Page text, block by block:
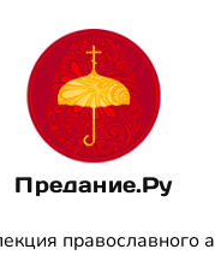
Предание.Ру
православного